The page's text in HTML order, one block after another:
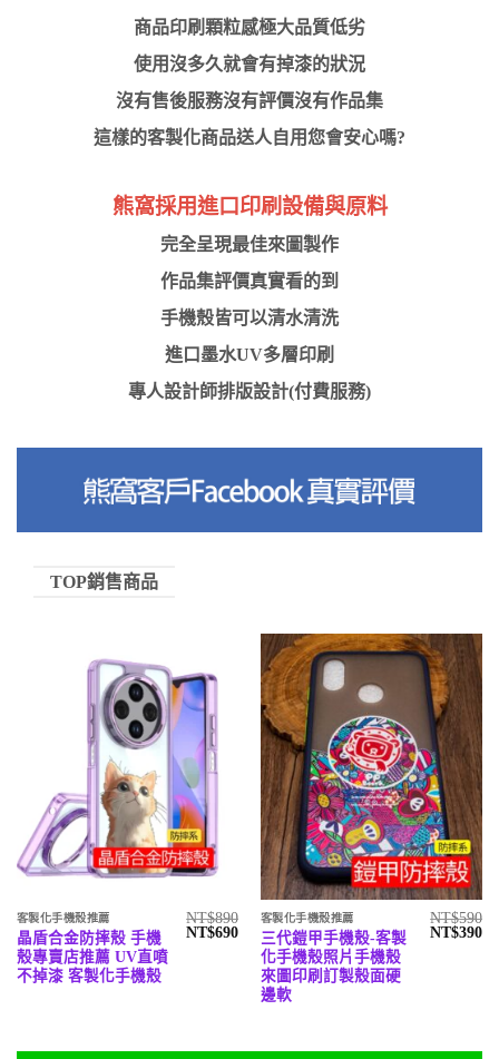
商品印刷顆粒感極大品質低劣
使用沒多久就會有掉漆的狀況
沒有售後服務沒有評價沒有作品集
這樣的客製化商品送人自用您會安心嗎?
熊窩採用進口印刷設備與原料
完全呈現最佳來圖製作
作品集評價真實看的到
手機殼皆可以清水清洗
進口墨水UV多層印刷
專人設計師排版設計(付費服務)
TOP銷售商品
客製化手機殼推薦
晶盾合金防摔殼 手機
殼專賣店推薦 UV直噴
不掉漆 客製化手機殼
NT$890
原
NT$690目
格：
NT$690。
客製化手機殼推薦
三代鎧甲手機殼-客製
化手機殼照片手機殼
來圖印刷訂製殼面硬
邊軟
NT$590
原
NT$390目